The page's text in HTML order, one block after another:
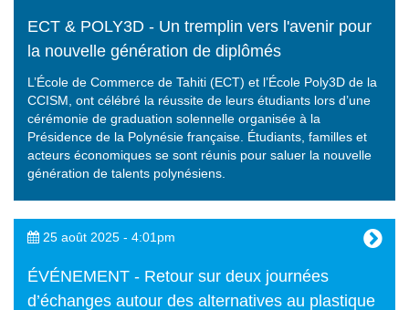
ECT & POLY3D - Un tremplin vers l'avenir pour
la nouvelle génération de diplômés
L’École de Commerce de Tahiti (ECT) et l’École Poly3D de la
CCISM, ont célébré la réussite de leurs étudiants lors d’une
cérémonie de graduation solennelle organisée à la
Présidence de la Polynésie française. Étudiants, familles et
acteurs économiques se sont réunis pour saluer la nouvelle
génération de talents polynésiens.
25 août 2025 - 4:01pm
ÉVÉNEMENT - Retour sur deux journées
d’échanges autour des alternatives au plastique